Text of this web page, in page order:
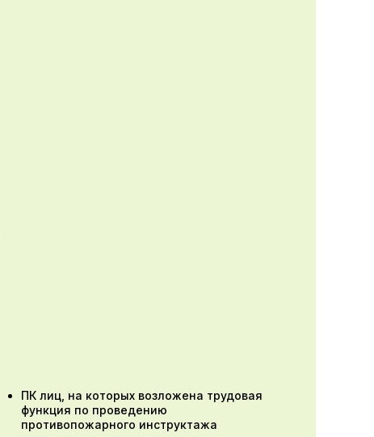
ПК лиц, на которых возложена трудовая
функция по проведению
противопожарного инструктажа